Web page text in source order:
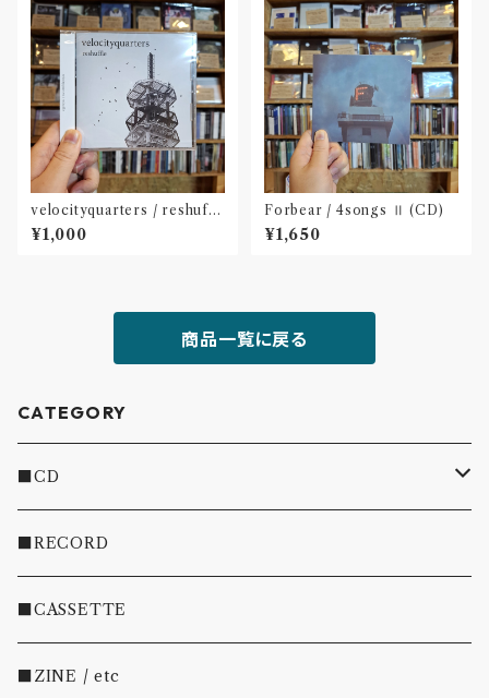
velocityquarters / reshuffl
e(CD※ダウンロードカード付
属)〝長野〟
¥1,000
Forbear / 4songs Ⅱ (CD)
¥1,650
商品一覧に戻る
CATEGORY
■CD
・INDIE
・EMO/PUNK/POST HC
・SHOEGAZE/DREAMPOP/POST ROCK
■RECORD
■CASSETTE
■ZINE / etc